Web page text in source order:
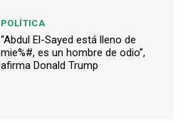
POLÍTICA
“Abdul El-Sayed está lleno de
mie%#, es un hombre de odio”,
afirma Donald Trump